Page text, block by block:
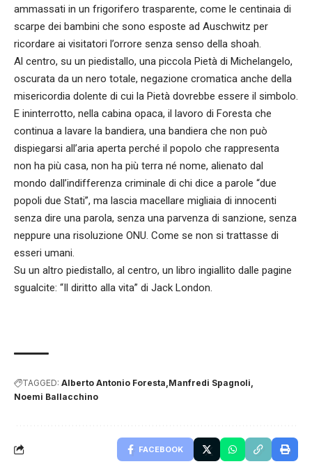
ammassati in un frigorifero trasparente, come le centinaia di
scarpe dei bambini che sono esposte ad Auschwitz per
ricordare ai visitatori l’orrore senza senso della shoah.
Al centro, su un piedistallo, una piccola Pietà di Michelangelo,
oscurata da un nero totale, negazione cromatica anche della
misericordia dolente di cui la Pietà dovrebbe essere il simbolo.
E ininterrotto, nella cabina opaca, il lavoro di Foresta che
continua a lavare la bandiera, una bandiera che non può
dispiegarsi all’aria aperta perché il popolo che rappresenta
non ha più casa, non ha più terra né nome, alienato dal
mondo dall’indifferenza criminale di chi dice a parole “due
popoli due Stati”, ma lascia macellare migliaia di innocenti
senza dire una parola, senza una parvenza di sanzione, senza
neppure una risoluzione ONU. Come se non si trattasse di
esseri umani.
Su un altro piedistallo, al centro, un libro ingiallito dalle pagine
sgualcite: “Il diritto alla vita” di Jack London.
TAGGED: Alberto Antonio Foresta Manfredi Spagnoli
Noemi Ballacchino
FACEBOOK